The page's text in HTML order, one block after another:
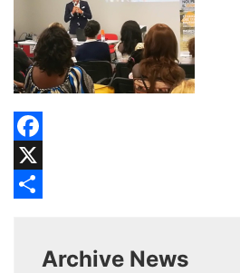
Facebook
X
Archive News